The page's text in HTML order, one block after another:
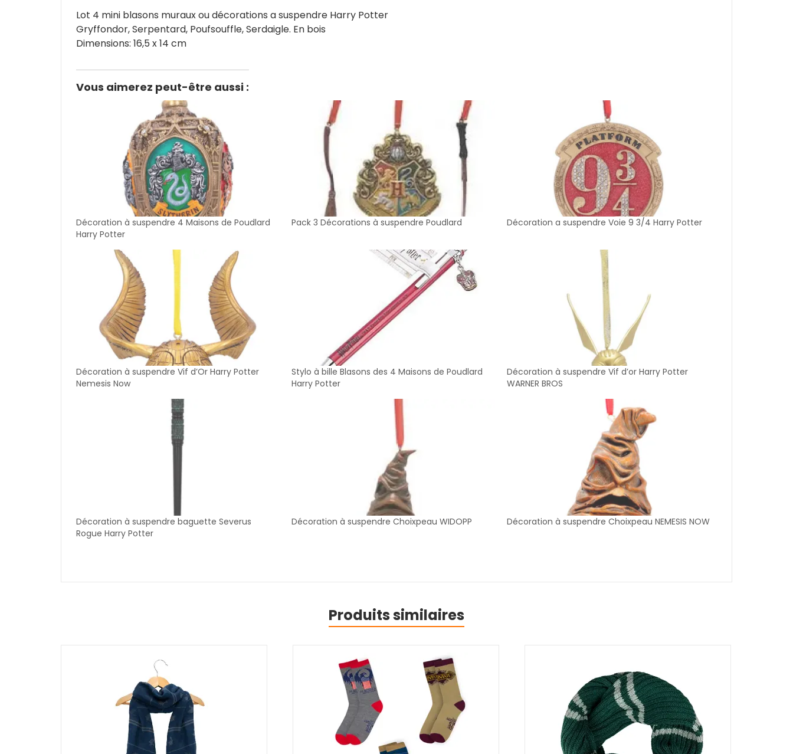
Lot 4 mini blasons muraux ou décorations a suspendre Harry Potter
Gryffondor, Serpentard, Poufsouffle, Serdaigle. En bois
Dimensions: 16,5 x 14 cm
Vous aimerez peut-être aussi :
Décoration à suspendre 4 Maisons de Poudlard
Harry Potter
Pack 3 Décorations à suspendre Poudlard Décoration a suspendre Voie 9 3/4 Harry Potter
Décoration à suspendre Vif d’Or Harry Potter
Nemesis Now
Stylo à bille Blasons des 4 Maisons de Poudlard
Harry Potter
Décoration à suspendre Vif d’or Harry Potter
WARNER BROS
Décoration à suspendre baguette Severus
Rogue Harry Potter
Décoration à suspendre Choixpeau WIDOPP Décoration à suspendre Choixpeau NEMESIS NOW
Produits similaires